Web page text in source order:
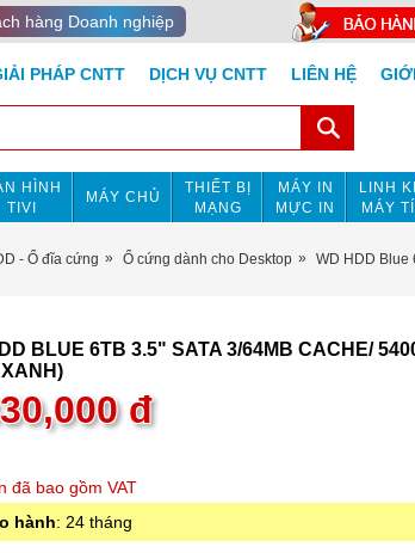
hàng Doanh nghiệp
PHÁP CNTT DỊCH VỤ CNTT LIÊN HỆ
HÌNH
TIVI
MÁY CHỦ
THIẾT BỊ
MẠNG
MÁY IN
MỰC IN
LINH
MÁY
- Ổ đĩa cứng Ổ cứng dành cho Desktop WD HDD Blue
BLUE 6TB 3.5" SATA 3/64MB CACHE/
đ
đã bao gồm VAT
hành: 24 tháng